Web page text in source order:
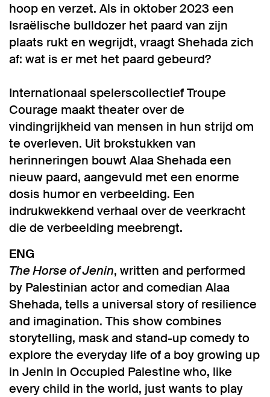
hoop en verzet. Als in oktober 2023 een
Israëlische bulldozer het paard van zijn
plaats rukt en wegrijdt, vraagt Shehada zich
af: wat is er met het paard gebeurd?
Internationaal spelerscollectief Troupe
Courage maakt theater over de
vindingrijkheid van mensen in hun strijd om
te overleven. Uit brokstukken van
herinneringen bouwt Alaa Shehada een
nieuw paard, aangevuld met een enorme
dosis humor en verbeelding. Een
indrukwekkend verhaal over de veerkracht
die de verbeelding meebrengt.
ENG
The Horse of Jenin, written and performed
by Palestinian actor and comedian Alaa
Shehada, tells a universal story of resilience
and imagination. This show combines
storytelling, mask and stand-up comedy to
explore the everyday life of a boy growing up
in Jenin in Occupied Palestine who, like
every child in the world, just wants to play